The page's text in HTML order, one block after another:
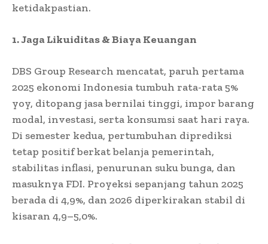
ketidakpastian.
1. Jaga Likuiditas & Biaya Keuangan
DBS Group Research mencatat, paruh pertama
2025 ekonomi Indonesia tumbuh rata-rata 5%
yoy, ditopang jasa bernilai tinggi, impor barang
modal, investasi, serta konsumsi saat hari raya.
Di semester kedua, pertumbuhan diprediksi
tetap positif berkat belanja pemerintah,
stabilitas inflasi, penurunan suku bunga, dan
masuknya FDI. Proyeksi sepanjang tahun 2025
berada di 4,9%, dan 2026 diperkirakan stabil di
kisaran 4,9–5,0%.